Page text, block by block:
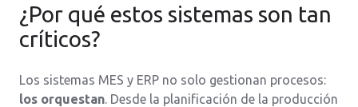
¿Por qué estos sistemas son tan
críticos?
Los sistemas MES y ERP no solo gestionan procesos:
los orquestan. Desde la planificación de la producción